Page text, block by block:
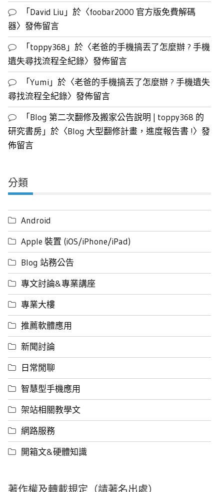
「David Liu 」於〈foobar2000 官方版免費解碼
器〉發佈留言
「toppy368 」於〈老爸的手機搞丟了怎麼辦 ? 手機
遺失尋找流程全紀錄〉發佈留言
「Yumi 」於〈老爸的手機搞丟了怎麼辦 ? 手機遺失
尋找流程全紀錄〉發佈留言
「Blog 第二次翻修及搬家公告說明 | toppy368 的
研究書房」於〈Blog 大型翻修計畫，進度報告書 !〉發
佈留言
分類
Android
Apple 裝置 (iOS/iPhone/iPad)
Blog 站務公告
專文討論&專業講座
專業大樓
推薦軟體應用
新聞討論
日常閒聊
智慧型手機應用
架站相關教學文
網路服務
開箱文&硬體知識
著作權及轉載規定（請著名出處）